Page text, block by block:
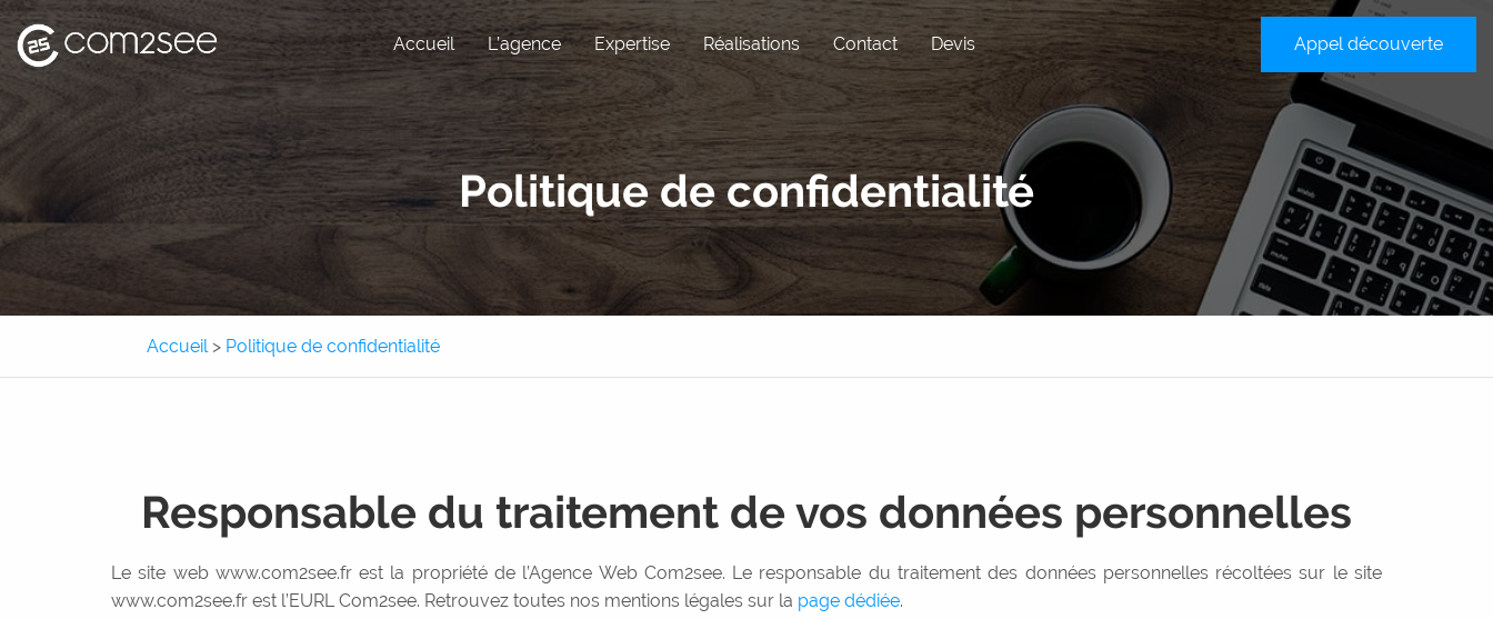
Accueil L’agence Expertise
Site internet
Site e-commerce
Application mobile
Pôle Com
Réseaux sociaux
Graphisme
Rédaction
Expérience utilisateur
Maintenance
WordPress
Sous-traitance
Réalisations Contact Devis Appel découverte
Politique de confidentialité
Accueil> Politique de confidentialité
Responsable du traitement de vos données personnelles
Le site web www.com2see.fr est la propriété de l’Agence Web Com2see. Le responsable du traitement des données personnelles récoltées sur le site
www.com2see.fr est l’EURL Com2see. Retrouvez toutes nos mentions légales sur la page dédiée.